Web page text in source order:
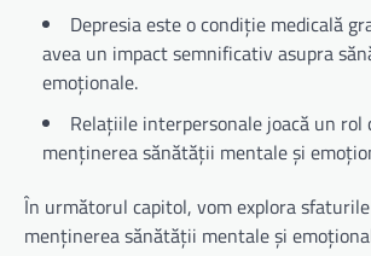
Depresia este o condiție medicală
avea un impact semnificativ asupra
emoționale.
Relațiile interpersonale joacă un rol
menținerea sănătății mentale și
În următorul capitol, vom explora
menținerea sănătății mentale și